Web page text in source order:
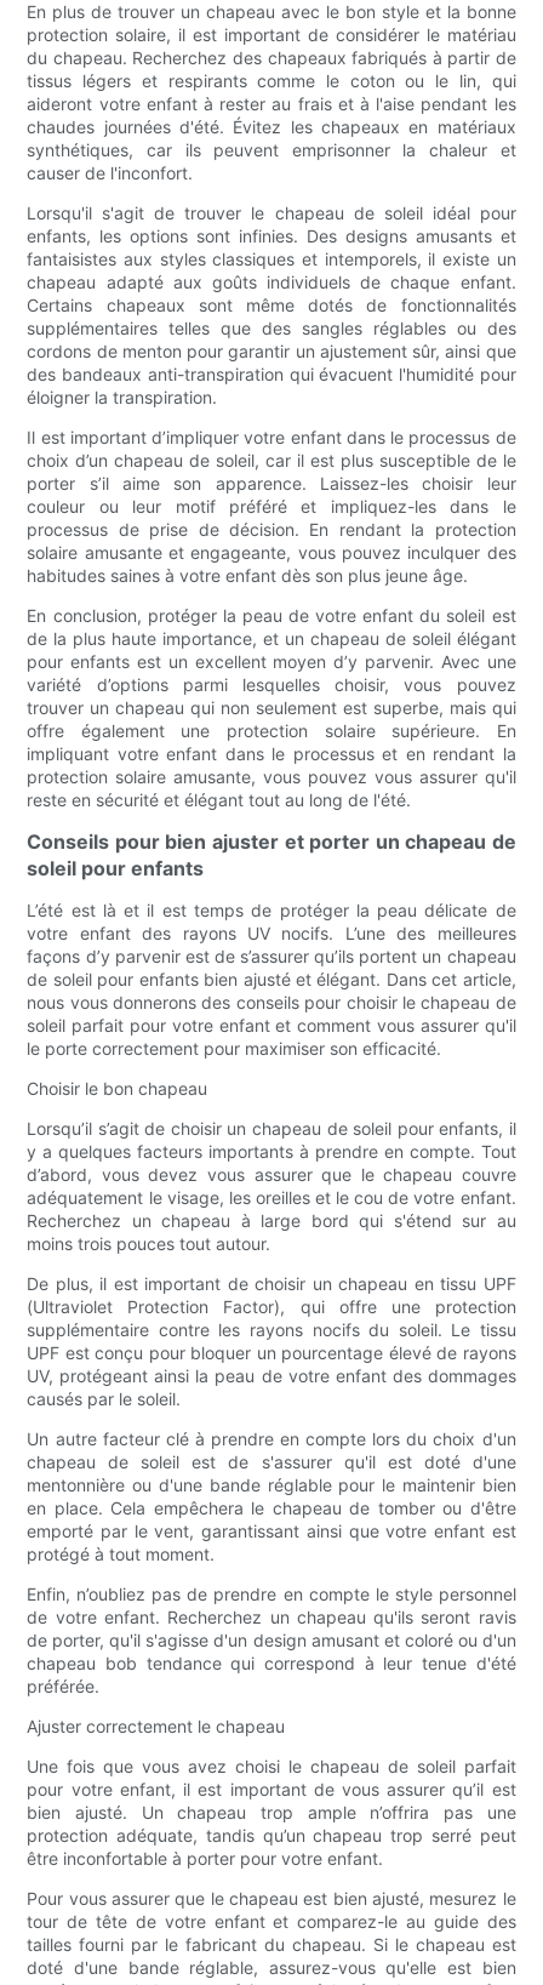
En plus de trouver un chapeau avec le bon style et la bonne
protection solaire, il est important de considérer le matériau
du chapeau. Recherchez des chapeaux fabriqués à partir de
tissus légers et respirants comme le coton ou le lin, qui
aideront votre enfant à rester au frais et à l'aise pendant les
chaudes journées d'été. Évitez les chapeaux en matériaux
synthétiques, car ils peuvent emprisonner la chaleur et
causer de l'inconfort.
Lorsqu'il s'agit de trouver le chapeau de soleil idéal pour
enfants, les options sont infinies. Des designs amusants et
fantaisistes aux styles classiques et intemporels, il existe un
chapeau adapté aux goûts individuels de chaque enfant.
Certains chapeaux sont même dotés de fonctionnalités
supplémentaires telles que des sangles réglables ou des
cordons de menton pour garantir un ajustement sûr, ainsi que
des bandeaux anti-transpiration qui évacuent l'humidité pour
éloigner la transpiration.
Il est important d’impliquer votre enfant dans le processus de
choix d’un chapeau de soleil, car il est plus susceptible de le
porter s’il aime son apparence. Laissez-les choisir leur
couleur ou leur motif préféré et impliquez-les dans le
processus de prise de décision. En rendant la protection
solaire amusante et engageante, vous pouvez inculquer des
habitudes saines à votre enfant dès son plus jeune âge.
En conclusion, protéger la peau de votre enfant du soleil est
de la plus haute importance, et un chapeau de soleil élégant
pour enfants est un excellent moyen d’y parvenir. Avec une
variété d’options parmi lesquelles choisir, vous pouvez
trouver un chapeau qui non seulement est superbe, mais qui
offre également une protection solaire supérieure. En
impliquant votre enfant dans le processus et en rendant la
protection solaire amusante, vous pouvez vous assurer qu'il
reste en sécurité et élégant tout au long de l'été.
Conseils pour bien ajuster et porter un chapeau de
soleil pour enfants
L’été est là et il est temps de protéger la peau délicate de
votre enfant des rayons UV nocifs. L’une des meilleures
façons d’y parvenir est de s’assurer qu’ils portent un chapeau
de soleil pour enfants bien ajusté et élégant. Dans cet article,
nous vous donnerons des conseils pour choisir le chapeau de
soleil parfait pour votre enfant et comment vous assurer qu'il
le porte correctement pour maximiser son efficacité.
Choisir le bon chapeau
Lorsqu’il s’agit de choisir un chapeau de soleil pour enfants, il
y a quelques facteurs importants à prendre en compte. Tout
d’abord, vous devez vous assurer que le chapeau couvre
adéquatement le visage, les oreilles et le cou de votre enfant.
Recherchez un chapeau à large bord qui s'étend sur au
moins trois pouces tout autour.
De plus, il est important de choisir un chapeau en tissu UPF
(Ultraviolet Protection Factor), qui offre une protection
supplémentaire contre les rayons nocifs du soleil. Le tissu
UPF est conçu pour bloquer un pourcentage élevé de rayons
UV, protégeant ainsi la peau de votre enfant des dommages
causés par le soleil.
Un autre facteur clé à prendre en compte lors du choix d'un
chapeau de soleil est de s'assurer qu'il est doté d'une
mentonnière ou d'une bande réglable pour le maintenir bien
en place. Cela empêchera le chapeau de tomber ou d'être
emporté par le vent, garantissant ainsi que votre enfant est
protégé à tout moment.
Enfin, n’oubliez pas de prendre en compte le style personnel
de votre enfant. Recherchez un chapeau qu'ils seront ravis
de porter, qu'il s'agisse d'un design amusant et coloré ou d'un
chapeau bob tendance qui correspond à leur tenue d'été
préférée.
Ajuster correctement le chapeau
Une fois que vous avez choisi le chapeau de soleil parfait
pour votre enfant, il est important de vous assurer qu’il est
bien ajusté. Un chapeau trop ample n’offrira pas une
protection adéquate, tandis qu’un chapeau trop serré peut
être inconfortable à porter pour votre enfant.
Pour vous assurer que le chapeau est bien ajusté, mesurez le
tour de tête de votre enfant et comparez-le au guide des
tailles fourni par le fabricant du chapeau. Si le chapeau est
doté d'une bande réglable, assurez-vous qu'elle est bien